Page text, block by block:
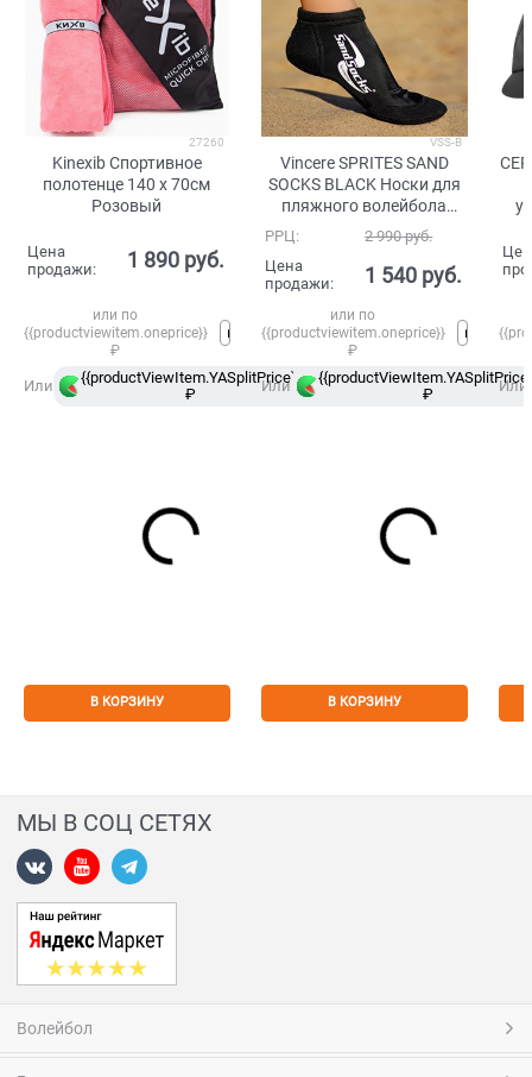
27260
Kinexib Спортивное
полотенце 140 х 70см
Розовый
Цена
продажи:
1 890 руб.
или по
{{productviewitem.oneprice}}
₽
Или
{{productViewItem.YASplitPrice}}
₽
в
Сплит
В КОРЗИНУ
VSS-B
Vincere SPRITES SAND
SOCKS BLACK Носки для
пляжного волейбола
Черный/Белый
РРЦ: 2 990 руб.
Цена
продажи:
1 540 руб.
или по
{{productviewitem.oneprice}}
₽
Или
₽
В КОРЗИНУ
Или
МЫ В СОЦ СЕТЯХ
Волейбол